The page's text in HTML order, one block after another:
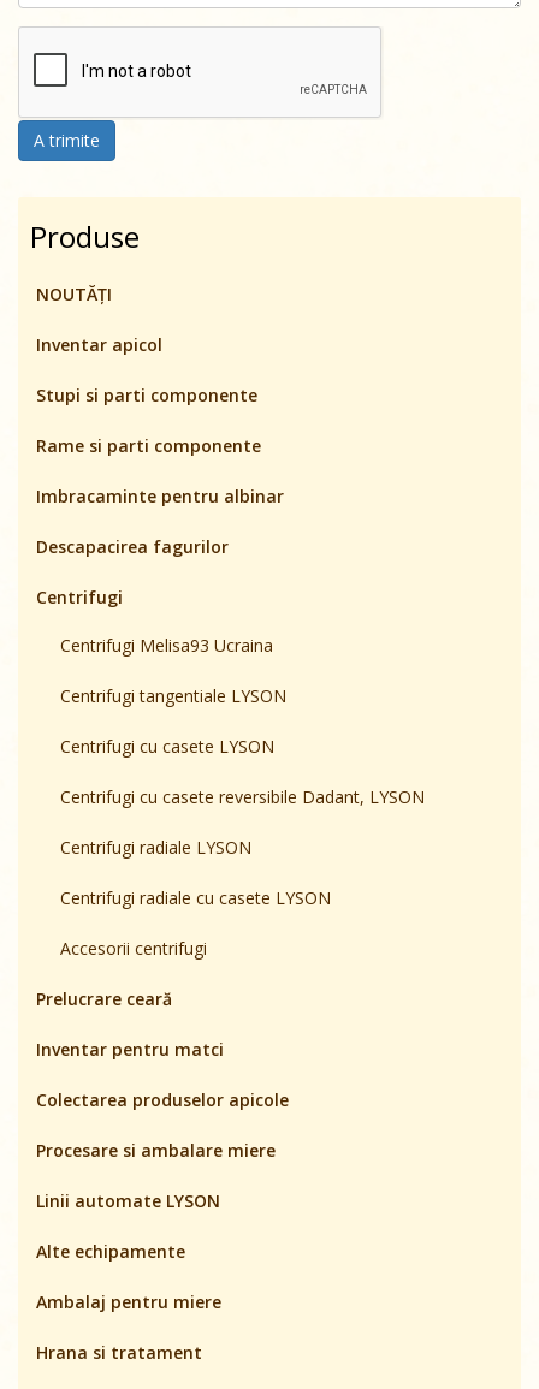
A trimite
Produse
NOUTĂȚI
Inventar apicol
Stupi si parti componente
Rame si parti componente
Imbracaminte pentru albinar
Descapacirea fagurilor
Centrifugi
Centrifugi Melisa93 Ucraina
Centrifugi tangentiale LYSON
Centrifugi cu casete LYSON
Centrifugi cu casete reversibile Dadant, LYSON
Centrifugi radiale LYSON
Centrifugi radiale cu casete LYSON
Accesorii centrifugi
Prelucrare ceară
Inventar pentru matci
Colectarea produselor apicole
Procesare si ambalare miere
Linii automate LYSON
Alte echipamente
Ambalaj pentru miere
Hrana si tratament